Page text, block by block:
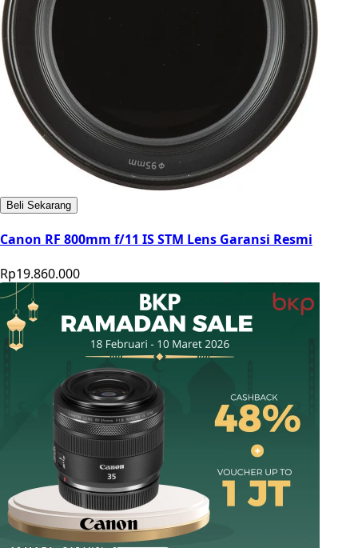
Beli Sekarang
Canon RF 800mm f/11 IS STM Lens Garansi Resmi
Rp19.860.000